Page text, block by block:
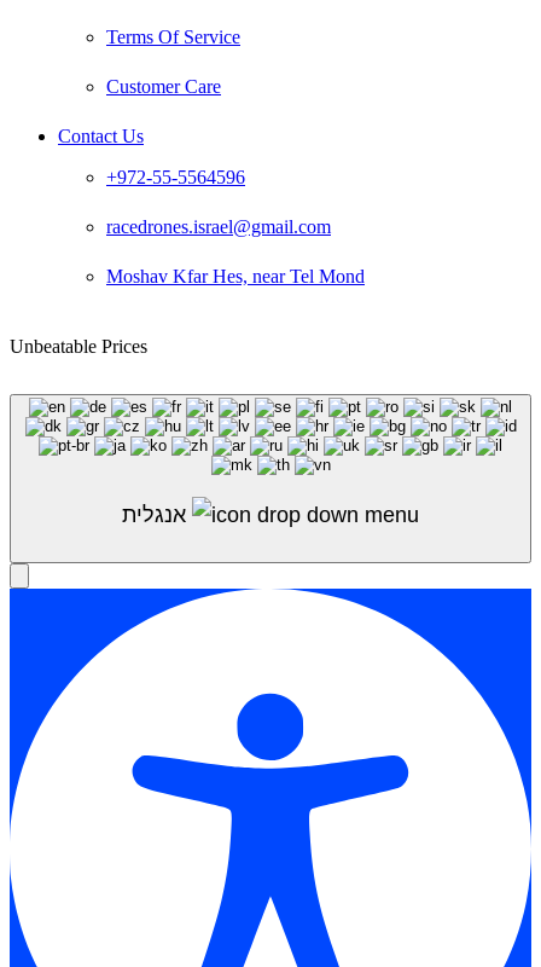
Terms Of Service
Customer Care
Contact Us
+972-55-5564596
racedrones.israel@gmail.com
Moshav Kfar Hes, near Tel Mond
Unbeatable Prices